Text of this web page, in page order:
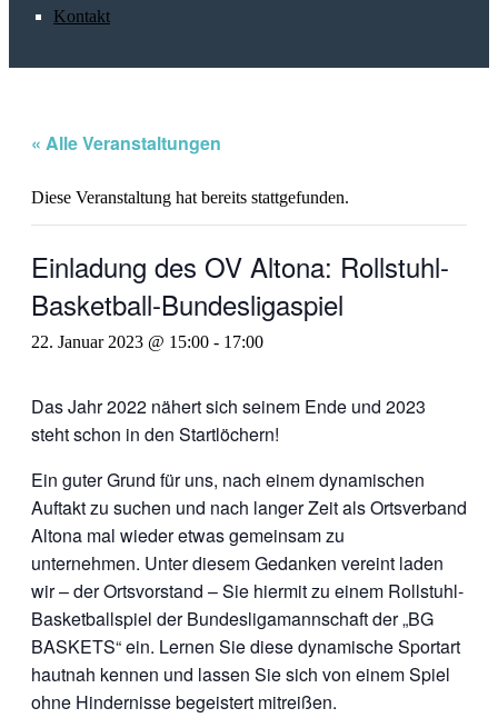
Kontakt
« Alle Veranstaltungen
Diese Veranstaltung hat bereits stattgefunden.
Einladung des OV Altona: Rollstuhl-
Basketball-Bundesligaspiel
22. Januar 2023 @ 15:00 - 17:00
Das Jahr 2022 nähert sich seinem Ende und 2023
steht schon in den Startlöchern!
Ein guter Grund für uns, nach einem dynamischen
Auftakt zu suchen und nach langer Zeit als Ortsverband
Altona mal wieder etwas gemeinsam zu
unternehmen. Unter diesem Gedanken vereint laden
wir – der Ortsvorstand – Sie hiermit zu einem Rollstuhl-
Basketballspiel der Bundesligamannschaft der „BG
BASKETS“ ein. Lernen Sie diese dynamische Sportart
hautnah kennen und lassen Sie sich von einem Spiel
ohne Hindernisse begeistert mitreißen.